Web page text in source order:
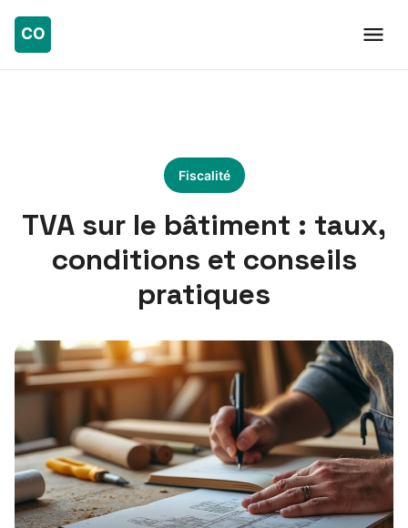
Fiscalité
TVA sur le bâtiment : taux,
conditions et conseils
pratiques